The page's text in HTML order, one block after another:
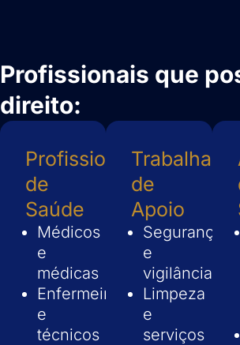
Profissionais que
direito:
Profissionais
de
Saúde
Médicos
e
médicas
Enfermeiros
e
técnicos
de
Apoio
Segurança
e
vigilância
Limpeza
e
serviços